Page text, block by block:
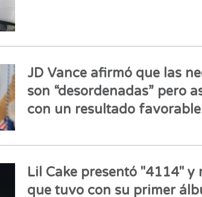
JD Vance afirmó que las
son “desordenadas” pero
con un resultado favorable
Lil Cake presentó "4114" y
que tuvo con su primer